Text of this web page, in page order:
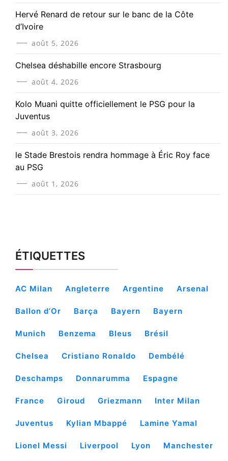
Hervé Renard de retour sur le banc de la Côte
d’Ivoire
août 5, 2026
Chelsea déshabille encore Strasbourg
août 4, 2026
Kolo Muani quitte officiellement le PSG pour la
Juventus
août 3, 2026
le Stade Brestois rendra hommage à Éric Roy face
au PSG
août 1, 2026
ÉTIQUETTES
AC Milan Angleterre Argentine Arsenal
Ballon d’Or Barça Bayern Bayern
Munich Benzema Bleus Brésil
Chelsea Cristiano Ronaldo Dembélé
Deschamps Donnarumma Espagne
France Giroud Griezmann Inter Milan
Juventus Kylian Mbappé Lamine Yamal
Lionel Messi Liverpool Lyon Manchester